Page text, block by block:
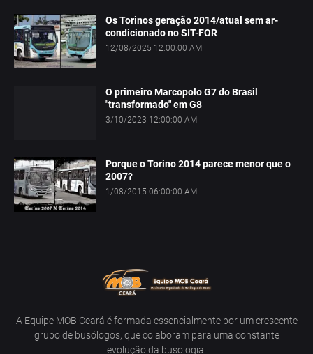
Os Torinos geração 2014/atual sem ar-
condicionado no SIT-FOR
12/08/2025 12:00:00 AM
O primeiro Marcopolo G7 do Brasil
"transformado" em G8
3/10/2023 12:00:00 AM
Porque o Torino 2014 parece menor que o
2007?
1/08/2015 06:00:00 AM
A Equipe MOB Ceará é formada essencialmente por um crescente
grupo de busólogos, que colaboram para uma constante
evolução da busologia.